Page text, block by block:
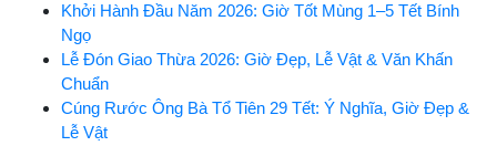
Khởi Hành Đầu Năm 2026: Giờ Tốt Mùng 1–5 Tết Bính
Ngọ
Lễ Đón Giao Thừa 2026: Giờ Đẹp, Lễ Vật & Văn Khấn
Chuẩn
Cúng Rước Ông Bà Tổ Tiên 29 Tết: Ý Nghĩa, Giờ Đẹp &
Lễ Vật